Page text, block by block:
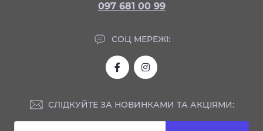
097 681 00 99
СОЦ МЕРЕЖІ:
СЛІДКУЙТЕ ЗА НОВИНКАМИ ТА АКЦІЯМИ: